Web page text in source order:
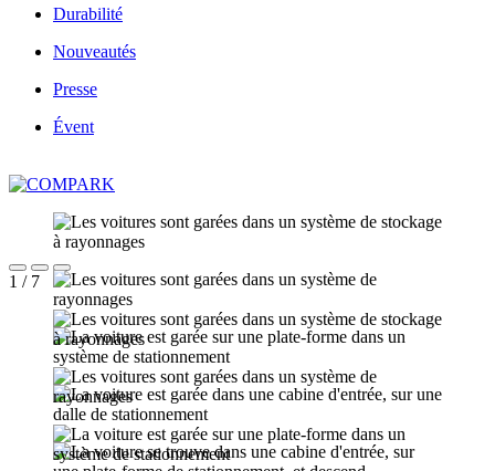
Durabilité
Nouveautés
Presse
Évent
1 / 7